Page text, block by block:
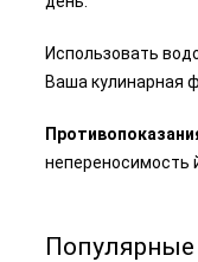
Использовать
Ваша кулинарная
непереносимость